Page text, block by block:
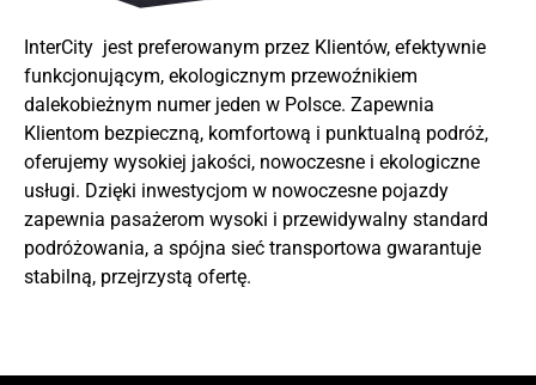
InterCity jest preferowanym przez Klientów, efektywnie
funkcjonującym, ekologicznym przewoźnikiem
dalekobieżnym numer jeden w Polsce. Zapewnia
Klientom bezpieczną, komfortową i punktualną podróż,
oferujemy wysokiej jakości, nowoczesne i ekologiczne
usługi. Dzięki inwestycjom w nowoczesne pojazdy
zapewnia pasażerom wysoki i przewidywalny standard
podróżowania, a spójna sieć transportowa gwarantuje
stabilną, przejrzystą ofertę.